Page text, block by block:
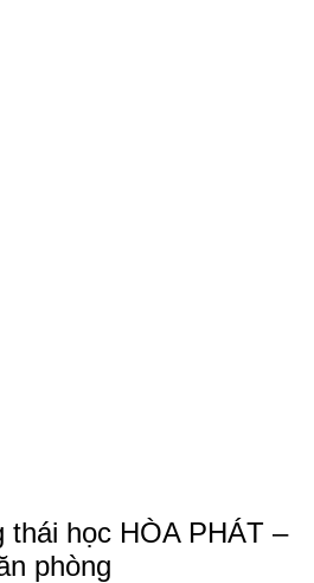
thái học HÒA PHÁT –
phòng